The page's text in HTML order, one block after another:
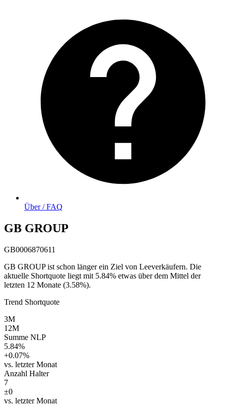
Über / FAQ
GB GROUP
GB0006870611
GB GROUP ist schon länger ein Ziel von Leeverkäufern. Die
aktuelle Shortquote liegt mit 5.84% etwas über dem Mittel der
letzten 12 Monate (3.58%).
Trend Shortquote
3M
12M
Summe NLP
5.84%
+0.07%
vs. letzter Monat
Anzahl Halter
7
±0
vs. letzter Monat